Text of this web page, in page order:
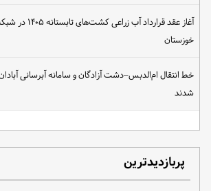
آغاز عقد قرارداد آب زراعی
خوزستان
خط انتقال ام‌الدبس–دشت آزادگان و سامانه آبرسانی
شدند
پربازدیدترین